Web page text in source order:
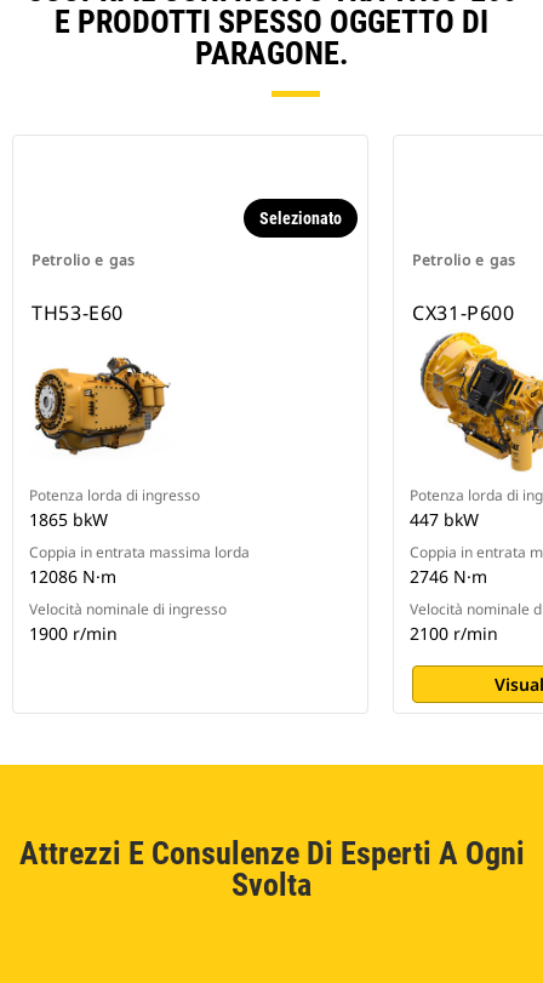
E PRODOTTI SPESSO OGGETTO DI
PARAGONE.
Petrolio e gas
Selezionato
TH53-E60
Potenza lorda di ingresso
1865 bkW
Coppia in entrata massima lorda
12086 N·m
Velocità nominale di ingresso
1900 r/min
Petrolio e gas
CX31-P600
Potenza lorda di
447 bkW
Coppia in entrata
2746 N·m
Velocità nominale
2100 r/min
Attrezzi E Consulenze Di Esperti A Ogni
Svolta